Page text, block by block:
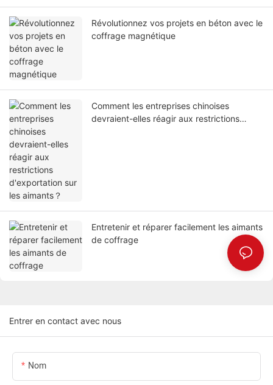
Révolutionnez vos projets en béton avec le
coffrage magnétique
Comment les entreprises chinoises
devraient-elles réagir aux restrictions
Entretenir et réparer facilement les aimants
de coffrage
Entrer en contact avec nous
Nom